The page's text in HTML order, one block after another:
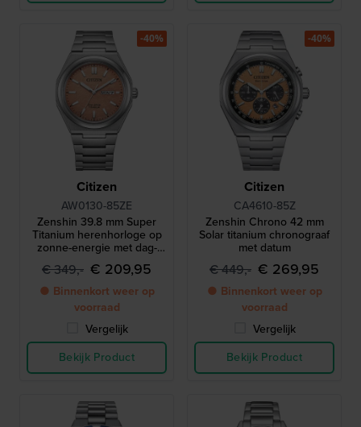
Citizen
AW0130-85ZE
Zenshin 39.8 mm Super
Titanium herenhorloge op
zonne-energie met dag-
datum
€ 349,- € 209,95
● Binnenkort weer op
voorraad
Vergelijk
Bekijk Product
-40%
Citizen
CA4610-85Z
Zenshin Chrono 42 mm
Solar titanium chronograaf
met datum
€ 449,- € 269,95
● Binnenkort weer op
voorraad
Vergelijk
Bekijk Product
-40%